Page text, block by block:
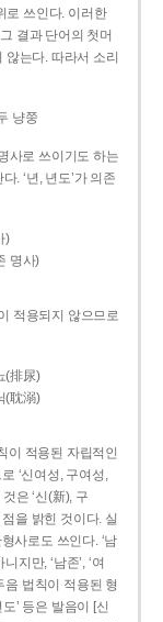
로 쓰인다. 이러한
결과 단어의 첫머
않는다. 따라서 소리
냥쭝
사로 쓰이기도 하는
. ‘년, 년도’가 의존
)
명사)
적용되지 않으므로
(排尿)
(耽溺)
이 적용된 자립적인
‘신여성, 구여성,
은 ‘신(新), 구
을 밝힌 것이다. 실
사로도 쓰인다. ‘남
지만, ‘남존’, ‘여
음 법칙이 적용된 형
’ 등은 발음이 [신